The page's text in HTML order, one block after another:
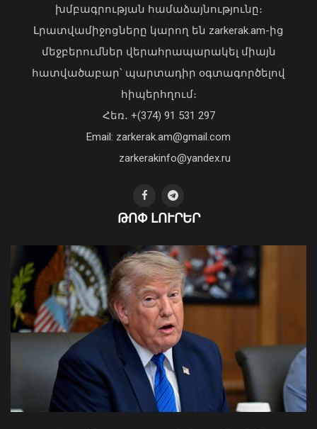
Ավտովթար՝ Երևանում․ 4
09 Օգոստոս, 2026 21:53
խաղերի, Արաուխոյի հեռանալու և
Ռաֆինյայի դերի մասին
09 Օգոստոս, 2026 21:25
դեմ ծանր պայքարում»․ կյանքից
հեռացել է Արսեն Ասլանյանը
04 Օգոստոս, 2026 19:12
Ապօրինի ներգաղթյալների պահման
հարց Հայաստանի հետ չի քննարկվել.
ԱԳՆ խոսնակ
խմբագրության համաձայնությունը։
Լրատվամիջոցները կարող են zarkerak.am-ից
մեջբերումներ վերահրապարակել միայն
հատվածաբար՝ պարտադիր օգտագործելով
հիպերհղում։
Հեռ․ +(374) 91 531 297
Email: zarkerak.am@gmail.com
zarkerakinfo@yandex.ru
ԹՈՓ ԼՈՒՐԵՐ